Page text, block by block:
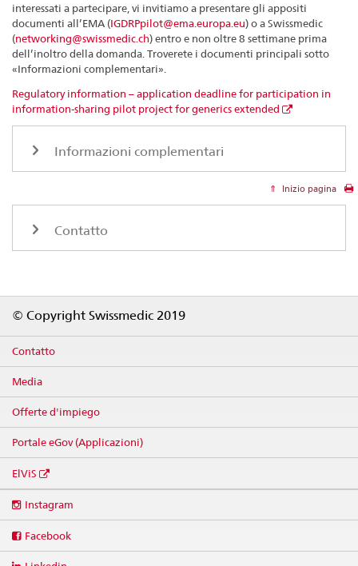
interessati a partecipare, vi invitiamo a presentare gli appositi
documenti all’EMA (IGDRPpilot@ema.europa.eu) o a Swissmedic
(networking@swissmedic.ch) entro e non oltre 8 settimane prima
dell’inoltro della domanda. Troverete i documenti principali sotto
«Informazioni complementari».
Regulatory information – application deadline for participation in
information-sharing pilot project for generics extended
Informazioni complementari
Inizio pagina
Contatto
© Copyright Swissmedic 2019
Contatto
Media
Offerte d'impiego
Portale eGov (Applicazioni)
ElViS
media
Instagram
Facebook